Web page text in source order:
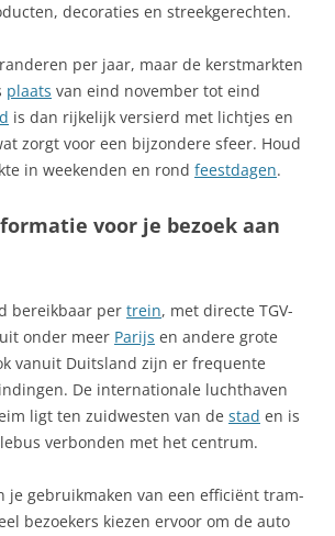
decoraties en streekgerechten.
per jaar, maar de kerstmarkten
plaats van eind november tot eind
is dan rijkelijk versierd met lichtjes en
zorgt voor een bijzondere sfeer. Houd
in weekenden en rond feestdagen.
voor je bezoek aan
bereikbaar per trein, met directe TGV-
onder meer Parijs en andere grote
vanuit Duitsland zijn er frequente
De internationale luchthaven
ligt ten zuidwesten van de stad en is
verbonden met het centrum.
je gebruikmaken van een efficiënt tram-
bezoekers kiezen ervoor om de auto